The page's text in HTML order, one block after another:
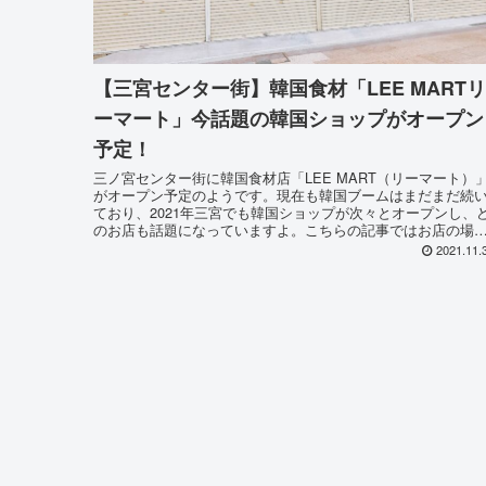
【三宮センター街】韓国食材「LEE MARTリ
ーマート」今話題の韓国ショップがオープン
予定！
三ノ宮センター街に韓国食材店「LEE MART（リーマート）」
がオープン予定のようです。現在も韓国ブームはまだまだ続
ており、2021年三宮でも韓国ショップが次々とオープンし、
のお店も話題になっていますよ。こちらの記事ではお店の場所
や、現在分かっている情報など詳しくお伝え致します♪